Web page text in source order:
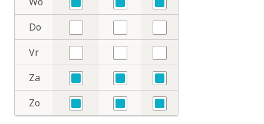
Ja
Ja
Ja
Do
Nee
Nee
Nee
Vr
Nee
Nee
Nee
Za
Ja
Ja
Ja
Zo
Ja
Ja
Ja